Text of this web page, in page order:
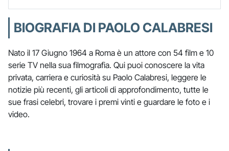
BIOGRAFIA DI PAOLO CALABRESI
Nato il 17 Giugno 1964 a Roma è un attore con 54 film e 10
serie TV nella sua filmografia. Qui puoi conoscere la vita
privata, carriera e curiosità su Paolo Calabresi, leggere le
notizie più recenti, gli articoli di approfondimento, tutte le
sue frasi celebri, trovare i premi vinti e guardare le foto e i
video.